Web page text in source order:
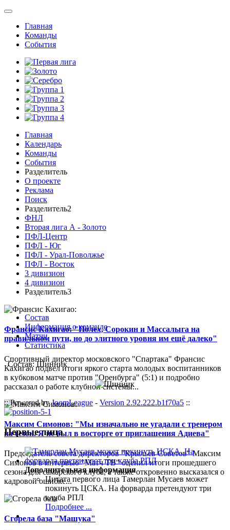
Главная
Команды
События
Главная
Календарь
Команды
События
Разделитель
О проекте
Реклама
Поиск
Разделитель2
ФНЛ
Вторая лига А - Золото
ПФЛ-Центр
ПФЛ - Юг
ПФЛ - Урал-Поволжье
ПФЛ - Восток
3 дивизион
4 дивизион
Разделитель3
Франсис Кахигао: "Полех, Сорокин и Массалыга на
правильном пути, но до элитного уровня им ещё далеко"
Спортивный директор московского "Спартака" Франсис
Кахигао подвел итоги яркого старта молодых воспитанников
в кубковом матче против "Оренбурга" (5:1) и подробно
рассказал о работе клубной системы...
Максим Симонов: "Мы изначально не угадали с тренером
на сезон. Я не был в восторге от приглашения Адиева"
Председатель совета директоров "Крыльев Советов" Максим
Симонов в интервью "Матч ТВ" оценил итоги прошедшего
сезона для самарского клуба, а также откровенно высказался о
кадровой ошибке...
Сгорела база "Машука"
Состав
Информация о команде
Матчи
Статистика
Состав: Шинник
:: Powered byJoomLeague - Version 2.92.222.b1f70a5 ::
Первые лица
Дополнительная информация
Цитата первого лица Тамерлан Мусаев может
покинуть ЦСКА. На форварда претендуют три
клуба РПЛ
Подробнее ...